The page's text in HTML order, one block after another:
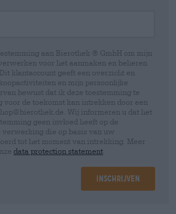
aan Bierothek ® GmbH om mijn
voor het aanmaken en beheren
klantaccount geeft een overzicht en
en mijn persoonlijke
bewust dat ik deze toestemming te
voor de toekomst kan intrekken door een
Wij informeren u dat het
geen invloed heeft op de
verwerking die op basis van uw
tot het moment van intrekking. Meer
data protection statement
Inschrijven